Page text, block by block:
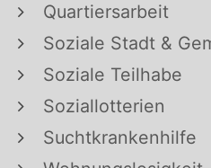
Quartiersarbeit
Soziale Stadt &
Soziale Teilhabe
Soziallotterien
Suchtkrankenhilfe